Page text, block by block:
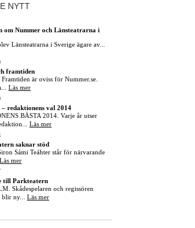
NYTT
om Nummer och Länsteatrarna i
Länsteatrarna i Sverige ägare av...
framtiden
är oviss för Nummer.se.
Läs mer
– redaktionens val 2014
BÄSTA 2014. Varje år utser
Läs mer
saknar stöd
Sámi Teáhter står för närvarande
Läs mer
till Parkteatern
Skådespelaren och regissören
blir ny... Läs mer